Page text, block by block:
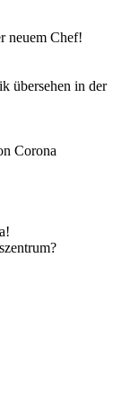
neuem Chef!
übersehen in der
Corona